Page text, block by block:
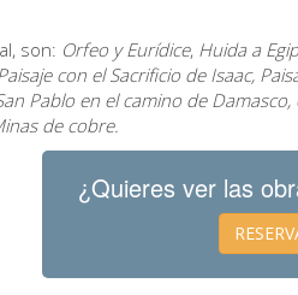
son: Orfeo y Eurídice, Huida a
con el Sacrificio de Isaac,
Pablo en el camino de Damasco,
de cobre.
¿Quieres ver las